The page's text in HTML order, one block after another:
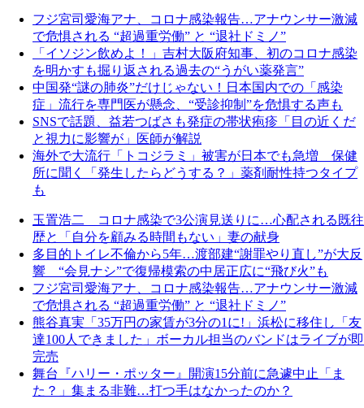
フジ宮司愛海アナ、コロナ感染報告…アナウンサー激減
で危惧される “超過重労働” と “退社ドミノ”
「イソジン飲めよ！」吉村大阪府知事、初のコロナ感染
を明かすも掘り返される過去の“うがい薬発言”
中国発“謎の肺炎”だけじゃない！日本国内での「感染
症」流行を専門医が懸念、“受診抑制”を危惧する声も
SNSで話題、益若つばさも発症の帯状疱疹「目の近くだ
と視力に影響が」医師が解説
海外で大流行「トコジラミ」被害が日本でも急増 保健
所に聞く「発生したらどうする？」薬剤耐性持つタイプ
も
玉置浩二 コロナ感染で3公演見送りに…心配される既往
歴と「自分を顧みる時間もない」妻の献身
多目的トイレ不倫から5年…渡部建“謝罪やり直し”が大反
響 “会見ナシ”で復帰模索の中居正広に“飛び火”も
フジ宮司愛海アナ、コロナ感染報告…アナウンサー激減
で危惧される “超過重労働” と “退社ドミノ”
熊谷真実「35万円の家賃が3分の1に!」浜松に移住し「友
達100人できました」ボーカル担当のバンドはライブが即
完売
舞台『ハリー・ポッター』開演15分前に急遽中止「ま
た？」集まる非難…打つ手はなかったのか？